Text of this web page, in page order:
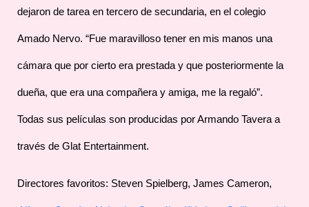
dejaron de tarea en tercero de secundaria, en el colegio
Amado Nervo. “Fue maravilloso tener en mis manos una
cámara que por cierto era prestada y que posteriormente la
dueña, que era una compañera y amiga, me la regaló”.
Todas sus películas son producidas por Armando Tavera a
través de Glat Entertainment.
Directores favoritos: Steven Spielberg, James Cameron,